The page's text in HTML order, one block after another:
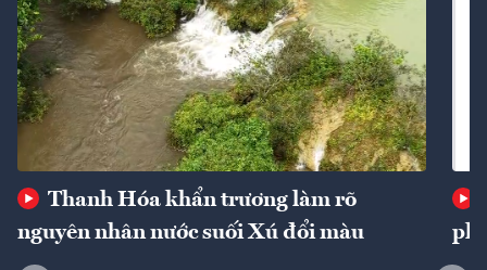
Thanh Hóa khẩn trương làm rõ
nguyên nhân nước suối Xú đổi màu
phí